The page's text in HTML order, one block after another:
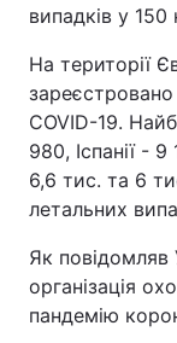
випадків у 150
На території
COVID-19.
980, Іспанії -
6,6 тис. та 6
летальних
Як повідомляв
організація
пандемію